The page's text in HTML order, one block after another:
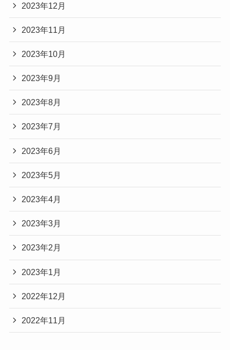
2023年12月
2023年11月
2023年10月
2023年9月
2023年8月
2023年7月
2023年6月
2023年5月
2023年4月
2023年3月
2023年2月
2023年1月
2022年12月
2022年11月